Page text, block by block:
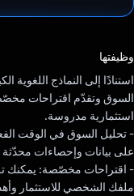
وظيفتها
السوق وتقدّم اقتراحات
استثمارية مدروسة.
- تحليل السوق في الوقت
على بيانات وإحصاءات
- اقتراحات مخصّصة: يمكنك
ملفك الشخصي للاستثمار